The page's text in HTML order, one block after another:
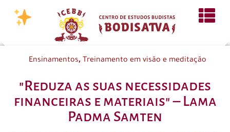
Ensinamentos, Treinamento em visão e meditação
"Reduza as suas necessidades
financeiras e materiais" – Lama
Padma Samten